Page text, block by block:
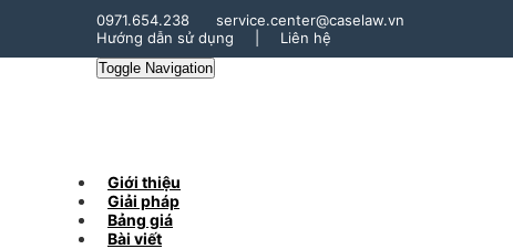
0971.654.238
service.center@caselaw.vn
Hướng dẫn sử dụng
Liên hệ
Toggle Navigation
Giới thiệu
Giải pháp
Bảng giá
Bài viết